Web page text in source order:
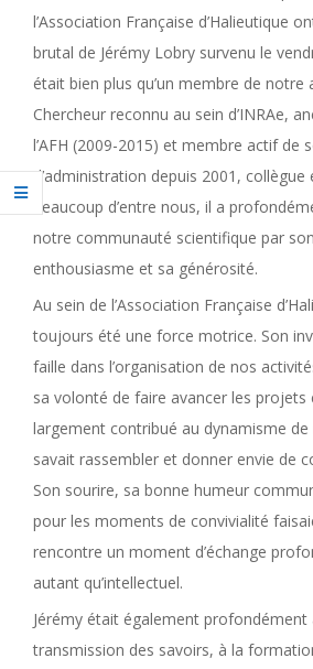
l’Association Française d’Halieutique
brutal de Jérémy Lobry survenu le
était bien plus qu’un membre de notre
Chercheur reconnu au sein d’INRAe,
l’AFH (2009-2015) et membre actif de
d’administration depuis 2001,
beaucoup d’entre nous, il a
notre communauté scientifique par
enthousiasme et sa générosité.
Au sein de l’Association Française
toujours été une force motrice. Son
faille dans l’organisation de nos
sa volonté de faire avancer les
largement contribué au dynamisme
savait rassembler et donner envie de
Son sourire, sa bonne humeur
pour les moments de convivialité
rencontre un moment d’échange
autant qu’intellectuel.
Jérémy était également profondément
transmission des savoirs, à la